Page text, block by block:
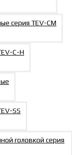
серия TEV-СM
C-H
SS
головкой серия